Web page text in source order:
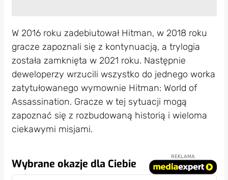
W 2016 roku zadebiutował Hitman, w 2018 roku
gracze zapoznali się z kontynuacją, a trylogia
została zamknięta w 2021 roku. Następnie
deweloperzy wrzucili wszystko do jednego worka
zatytułowanego wymownie Hitman: World of
Assassination. Gracze w tej sytuacji mogą
zapoznać się z rozbudowaną historią i wieloma
ciekawymi misjami.
Wybrane okazje dla Ciebie
REKLAMA